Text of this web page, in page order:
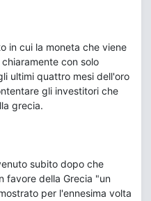
in cui la moneta che viene
con solo
ultimi quattro mesi dell'oro
gli investitori che
grecia.
subito dopo che
favore della Grecia "un
per l'ennesima volta